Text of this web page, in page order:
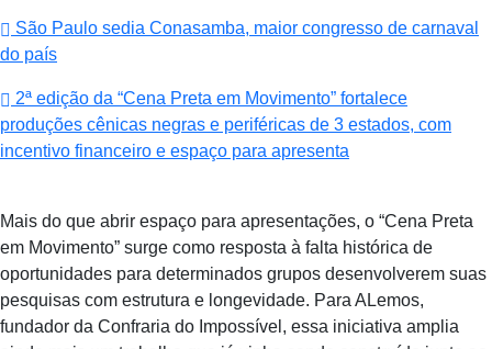
São Paulo sedia Conasamba, maior congresso de carnaval
do país
2ª edição da “Cena Preta em Movimento” fortalece
produções cênicas negras e periféricas de 3 estados, com
incentivo financeiro e espaço para apresenta
Mais do que abrir espaço para apresentações, o “Cena Preta
em Movimento” surge como resposta à falta histórica de
oportunidades para determinados grupos desenvolverem suas
pesquisas com estrutura e longevidade. Para ALemos,
fundador da Confraria do Impossível, essa iniciativa amplia